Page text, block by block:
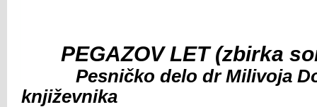
PEGAZOV LET (zbirka
Pesničko delo dr Milivoja
književnika